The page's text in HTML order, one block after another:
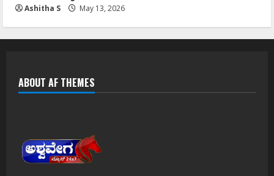
Ashitha S May 13, 2026
ABOUT AF THEMES